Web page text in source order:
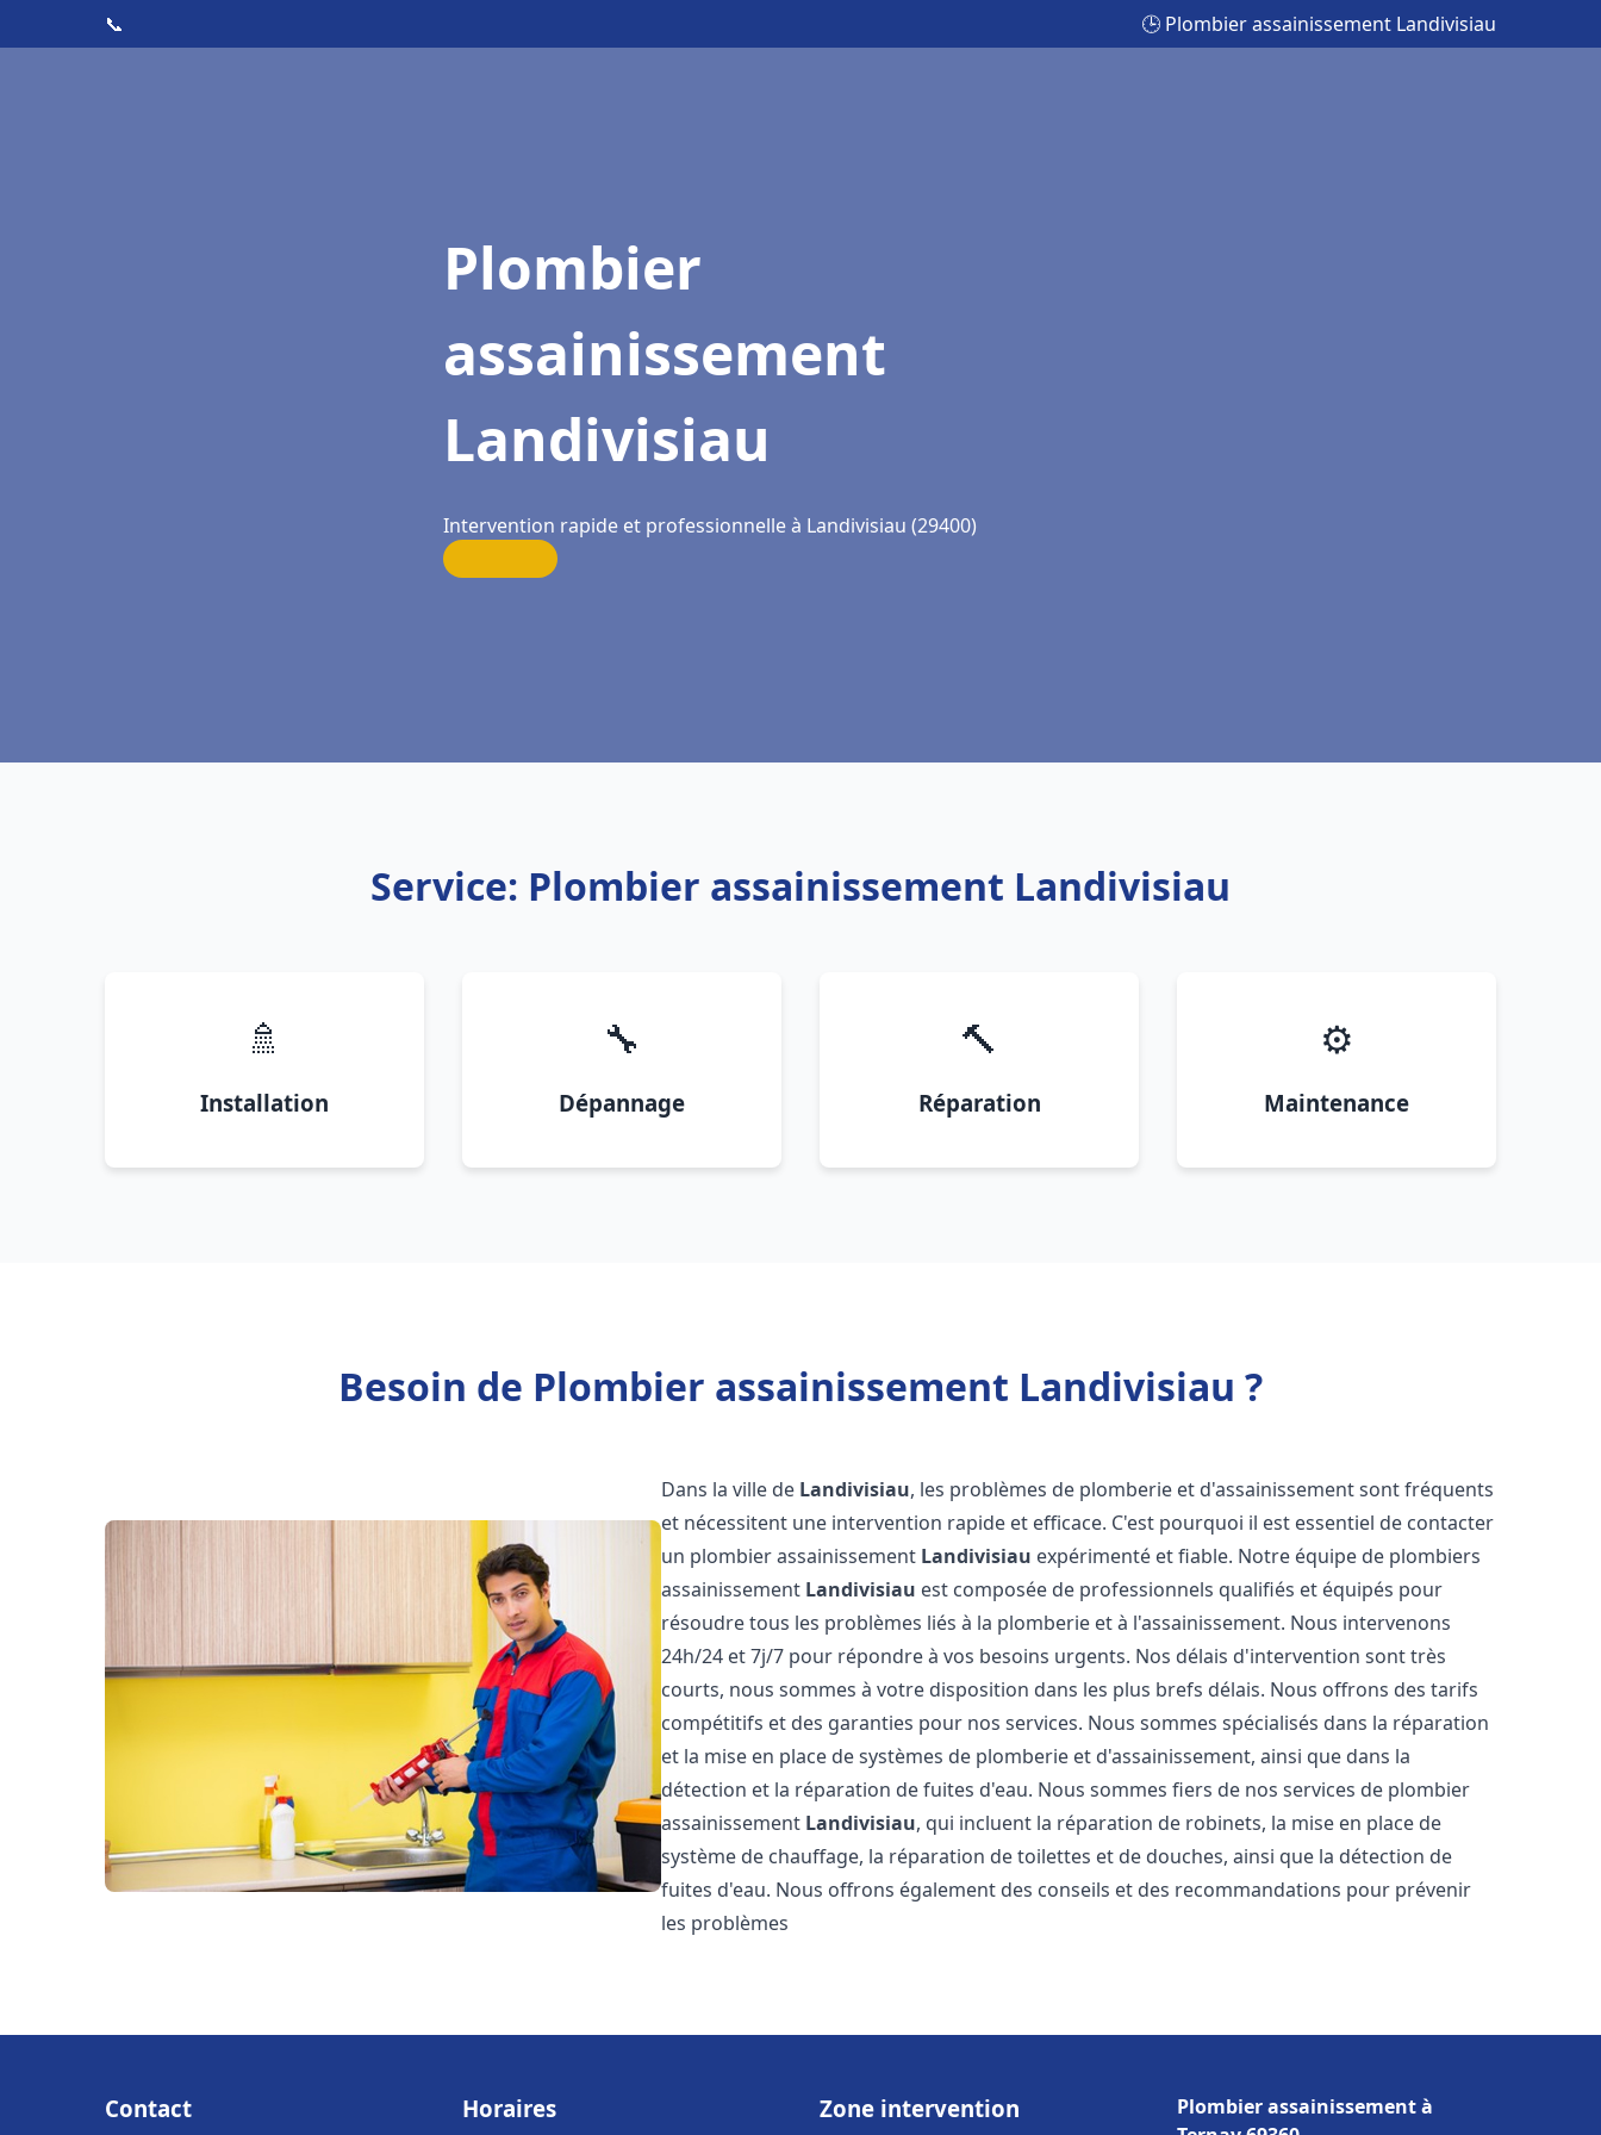
📞 🕒 Plombier assainissement Landivisiau
Plombier
assainissement
Landivisiau
Intervention rapide et professionnelle à Landivisiau (29400)
Service: Plombier assainissement Landivisiau
🚿
Installation
🔧
Dépannage
🔨
Réparation
⚙️
Maintenance
Besoin de Plombier assainissement Landivisiau ?
Dans la ville de Landivisiau, les problèmes de plomberie et d'assainissement sont fréquents
et nécessitent une intervention rapide et efficace. C'est pourquoi il est essentiel de contacter
un plombier assainissement Landivisiau expérimenté et fiable. Notre équipe de plombiers
assainissement Landivisiau est composée de professionnels qualifiés et équipés pour
résoudre tous les problèmes liés à la plomberie et à l'assainissement. Nous intervenons
24h/24 et 7j/7 pour répondre à vos besoins urgents. Nos délais d'intervention sont très
courts, nous sommes à votre disposition dans les plus brefs délais. Nous offrons des tarifs
compétitifs et des garanties pour nos services. Nous sommes spécialisés dans la réparation
et la mise en place de systèmes de plomberie et d'assainissement, ainsi que dans la
détection et la réparation de fuites d'eau. Nous sommes fiers de nos services de plombier
assainissement Landivisiau, qui incluent la réparation de robinets, la mise en place de
système de chauffage, la réparation de toilettes et de douches, ainsi que la détection de
fuites d'eau. Nous offrons également des conseils et des recommandations pour prévenir
les problèmes
Contact Horaires Zone intervention
Plombier assainissement à